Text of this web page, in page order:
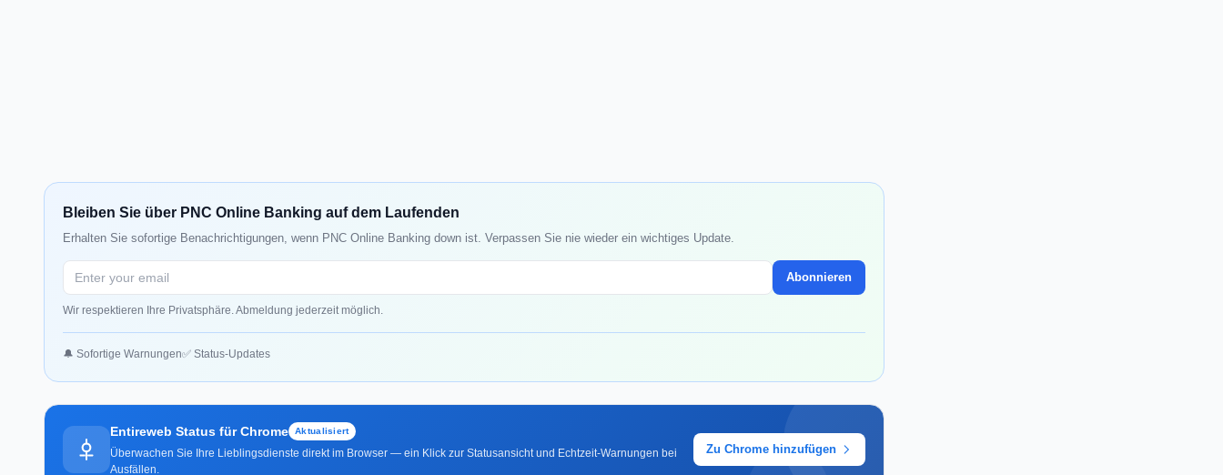
Bleiben Sie über PNC Online Banking auf dem Laufenden
Erhalten Sie sofortige Benachrichtigungen, wenn PNC Online Banking down ist. Verpassen Sie nie wieder ein wichtiges Update.
Abonnieren
Wir respektieren Ihre Privatsphäre. Abmeldung jederzeit möglich.
🔔 Sofortige Warnungen✅ Status-Updates
Entireweb Status für Chrome Aktualisiert
Überwachen Sie Ihre Lieblingsdienste direkt im Browser — ein Klick zur Statusansicht und Echtzeit-Warnungen bei
Ausfällen.
Zu Chrome hinzufügen